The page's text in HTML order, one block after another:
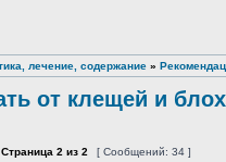
лечение, содержание »
от клещей и блох
Страница 2 из 2 [ Сообщений: 34 ]